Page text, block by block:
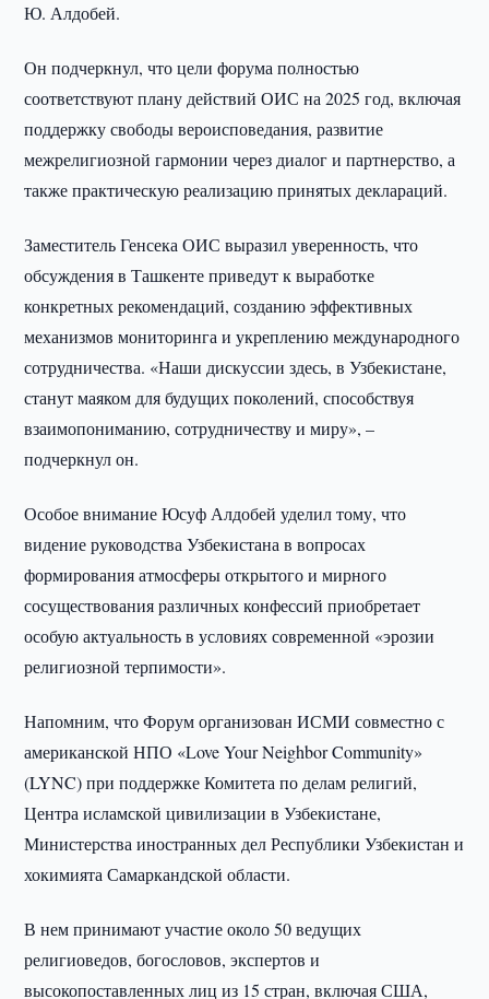
Ю. Алдобей.
Он подчеркнул, что цели форума полностью
соответствуют плану действий ОИС на 2025 год, включая
поддержку свободы вероисповедания, развитие
межрелигиозной гармонии через диалог и партнерство, а
также практическую реализацию принятых деклараций.
Заместитель Генсека ОИС выразил уверенность, что
обсуждения в Ташкенте приведут к выработке
конкретных рекомендаций, созданию эффективных
механизмов мониторинга и укреплению международного
сотрудничества. «Наши дискуссии здесь, в Узбекистане,
станут маяком для будущих поколений, способствуя
взаимопониманию, сотрудничеству и миру», –
подчеркнул он.
Особое внимание Юсуф Алдобей уделил тому, что
видение руководства Узбекистана в вопросах
формирования атмосферы открытого и мирного
сосуществования различных конфессий приобретает
особую актуальность в условиях современной «эрозии
религиозной терпимости».
Напомним, что Форум организован ИСМИ совместно с
американской НПО «Love Your Neighbor Community»
(LYNC) при поддержке Комитета по делам религий,
Центра исламской цивилизации в Узбекистане,
Министерства иностранных дел Республики Узбекистан и
хокимията Самаркандской области.
В нем принимают участие около 50 ведущих
религиоведов, богословов, экспертов и
высокопоставленных лиц из 15 стран, включая США,